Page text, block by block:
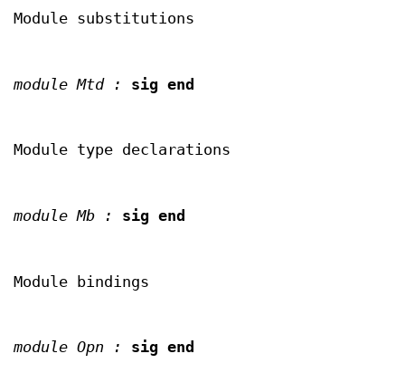
Module substitutions
module Mtd : sig end
Module type declarations
module Mb : sig end
Module bindings
module Opn : sig end